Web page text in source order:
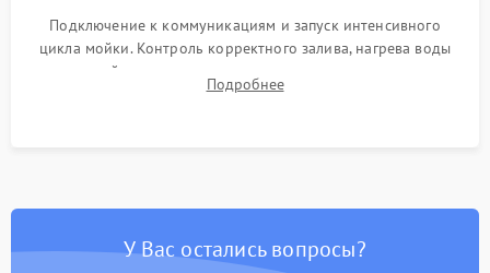
Подключение к коммуникациям и запуск интенсивного
цикла мойки. Контроль корректного залива, нагрева воды
до нужной температуры, отсутствия посторонних шумов,
штатного слива и абсолютной сухости в поддоне.
Подробнее
У Вас остались вопросы?